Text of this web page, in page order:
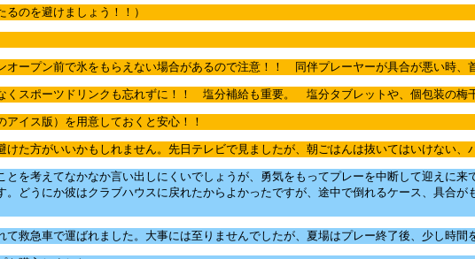
のを避けましょう！！）
ープン前で氷をもらえない場合があるので注意！！ 同伴プレーヤーが具合が悪い時、
スポーツドリンクも忘れずに！！ 塩分補給も重要。 塩分タブレットや、個包装の梅
イス版）を用意しておくと安心！！
た方がいいかもしれません。先日テレビで見ましたが、朝ごはんは抜いてはいけない、
を考えてなかなか言い出しにくいでしょうが、勇気をもってプレーを中断して迎えに
どうにか彼はクラブハウスに戻れたからよかったですが、途中で倒れるケース、具合
救急車で運ばれました。大事には至りませんでしたが、夏場はプレー終了後、少し時間